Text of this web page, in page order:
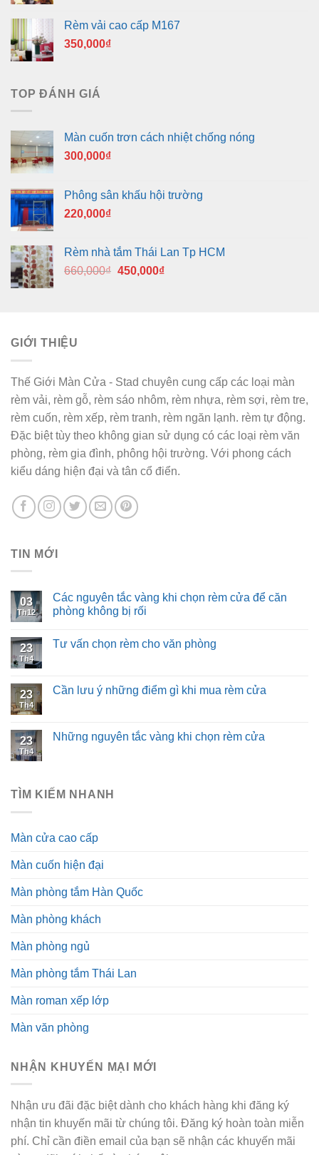
Rèm vải cao cấp M167
350,000₫
TOP ĐÁNH GIÁ
Màn cuốn trơn cách nhiệt chống nóng
300,000₫
Phông sân khấu hội trường
220,000₫
Rèm nhà tắm Thái Lan Tp HCM
660,000₫ Giá
450,000₫Giá
GIỚI THIỆU
Thế Giới Màn Cửa - Stad chuyên cung cấp các loại màn
rèm vải, rèm gỗ, rèm sáo nhôm, rèm nhựa, rèm sợi, rèm tre,
rèm cuốn, rèm xếp, rèm tranh, rèm ngăn lạnh. rèm tự động.
Đặc biệt tùy theo không gian sử dụng có các loại rèm văn
phòng, rèm gia đình, phông hội trường. Với phong cách
kiểu dáng hiện đại và tân cổ điển.
TIN MỚI
03
Th12
Các nguyên tắc vàng khi chọn rèm cửa để căn
phòng không bị rối
23
Th4
Tư vấn chọn rèm cho văn phòng
23
Th4
Cần lưu ý những điểm gì khi mua rèm cửa
23
Th4
Những nguyên tắc vàng khi chọn rèm cửa
TÌM KIẾM NHANH
Màn cửa cao cấp
Màn cuốn hiện đại
Màn phòng tắm Hàn Quốc
Màn phòng khách
Màn phòng ngủ
Màn phòng tắm Thái Lan
Màn roman xếp lớp
Màn văn phòng
NHẬN KHUYẾN MẠI MỚI
Nhận ưu đãi đặc biệt dành cho khách hàng khi đăng ký
nhận tin khuyến mãi từ chúng tôi. Đăng ký hoàn toàn miễn
phí. Chỉ cần điền email của bạn sẽ nhận các khuyến mãi